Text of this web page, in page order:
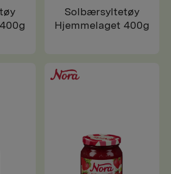
Solbærsyltetøy
Hjemmelaget 400g